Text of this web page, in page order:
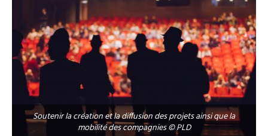
Soutenir la création et la diffusion des projets ainsi que la
mobilité des compagnies © PLD